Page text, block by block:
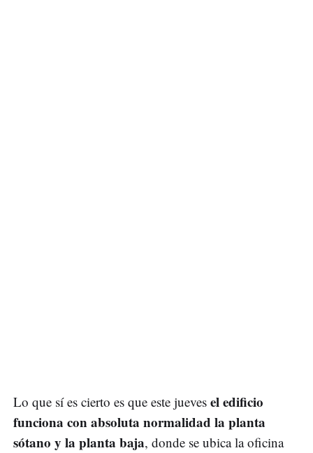
Lo que sí es cierto es que este jueves el edificio
funciona con absoluta normalidad la planta
sótano y la planta baja, donde se ubica la oficina